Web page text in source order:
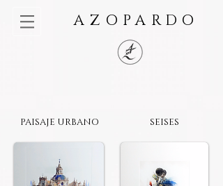
AZOPARDO
PAISAJE URBANO SEISES